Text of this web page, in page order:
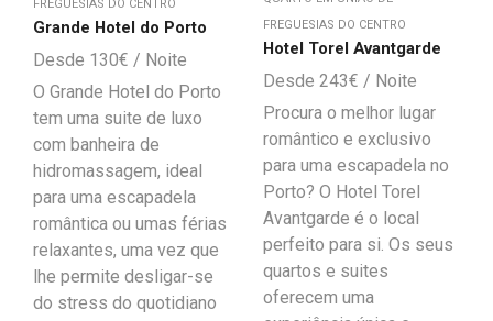
FREGUESIAS DO CENTRO
Grande Hotel do Porto
130€
O Grande Hotel do Porto
tem uma suite de luxo
com banheira de
hidromassagem, ideal
para uma escapadela
romântica ou umas férias
relaxantes, uma vez que
lhe permite desligar-se
do stress do quotidiano
FREGUESIAS DO CENTRO
Hotel Torel Avantgarde
243€
Procura o melhor lugar
romântico e exclusivo
para uma escapadela no
Porto? O Hotel Torel
Avantgarde é o local
perfeito para si. Os seus
quartos e suites
oferecem uma